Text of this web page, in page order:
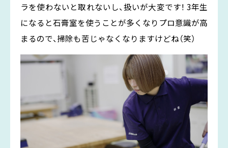
ラを使わないと取れないし、扱いが大変です！ 3年生
になると石膏室を使うことが多くなりプロ意識が高
まるので、掃除も苦じゃなくなりますけどね（笑）